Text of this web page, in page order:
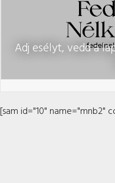
Adj esélyt, vedd a
[sam id="10" name="mnb2"